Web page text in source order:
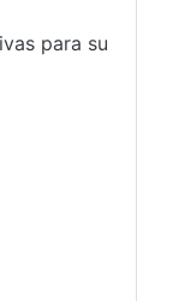
para su